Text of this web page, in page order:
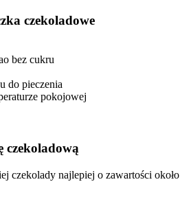
czekoladowe
bez cukru
do pieczenia
pokojowej
czekoladową
czekolady najlepiej o zawartości około